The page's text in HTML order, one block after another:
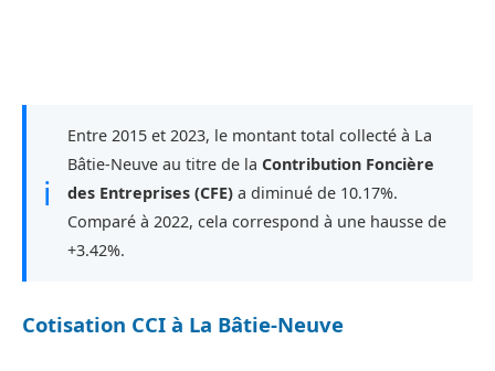
ℹ
Entre 2015 et 2023, le montant total collecté à La
Bâtie-Neuve au titre de la Contribution Foncière
des Entreprises (CFE) a diminué de 10.17%.
Comparé à 2022, cela correspond à une hausse de
+3.42%.
Cotisation CCI à La Bâtie-Neuve